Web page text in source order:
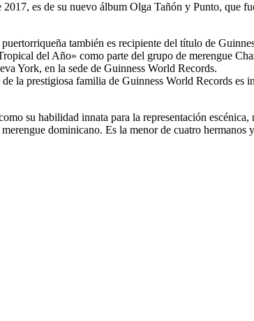
es de su nuevo álbum Olga Tañón y Punto, que
también es recipiente del título de
del Año» como parte del grupo de merengue
York, en la sede de Guinness World Records.
la prestigiosa familia de Guinness World Records es
su habilidad innata para la representación
dominicano. Es la menor de cuatro